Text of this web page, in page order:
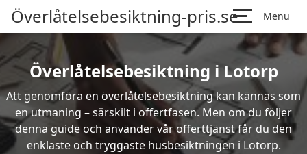
Överlåtelsebesiktning-pris.se Menu
Överlåtelsebesiktning i Lotorp
Att genomföra en överlåtelsebesiktning kan kännas som
en utmaning – särskilt i offertfasen. Men om du följer
denna guide och använder vår offerttjänst får du den
enklaste och tryggaste husbesiktningen i Lotorp.